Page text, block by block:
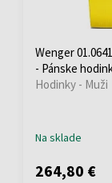
Wenger
- Pánske
Hodinky - Muži
Na sklade
264,80 €